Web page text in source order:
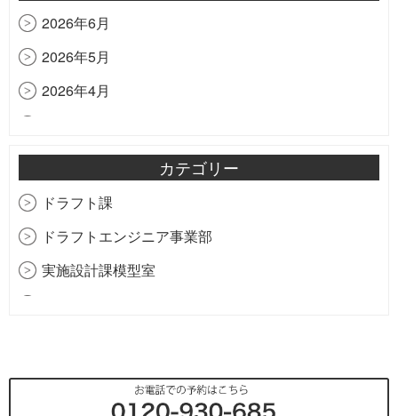
匠心会
香港ディズニーランド
2026年6月
2026年5月
2026年4月
2026年2月
2025年11月
2025年7月
カテゴリー
ドラフト課
ドラフトエンジニア事業部
実施設計課模型室
工務部アフターメンテナンス課